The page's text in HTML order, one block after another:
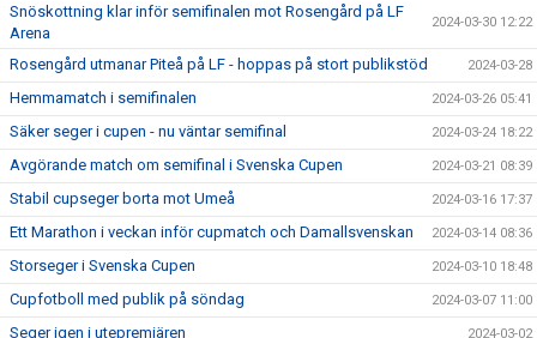
Snöskottning klar inför semifinalen mot Rosengård på LF
Arena
2024-03-30 12:22
Rosengård utmanar Piteå på LF - hoppas på stort publikstöd 2024-03-28
Hemmamatch i semifinalen 2024-03-26 05:41
Säker seger i cupen - nu väntar semifinal 2024-03-24 18:22
Avgörande match om semifinal i Svenska Cupen 2024-03-21 08:39
Stabil cupseger borta mot Umeå 2024-03-16 17:37
Ett Marathon i veckan inför cupmatch och Damallsvenskan 2024-03-14 08:36
Storseger i Svenska Cupen 2024-03-10 18:48
Cupfotboll med publik på söndag 2024-03-07 11:00
Seger igen i utepremiären 2024-03-02